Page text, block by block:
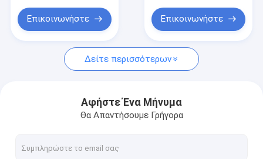
Ζητήστε ένα απόσπασμα
byd ηλεκτρικό αυτοκίνητο
Τσέρυ αυτοκίνητο
Ηλεκτρικό αυτοκίνητο Lixiang
Επικοινωνήστε Επικοινωνήστε
Δείτε περισσότερων
Αφήστε Ένα Μήνυμα
Θα Απαντήσουμε Γρήγορα